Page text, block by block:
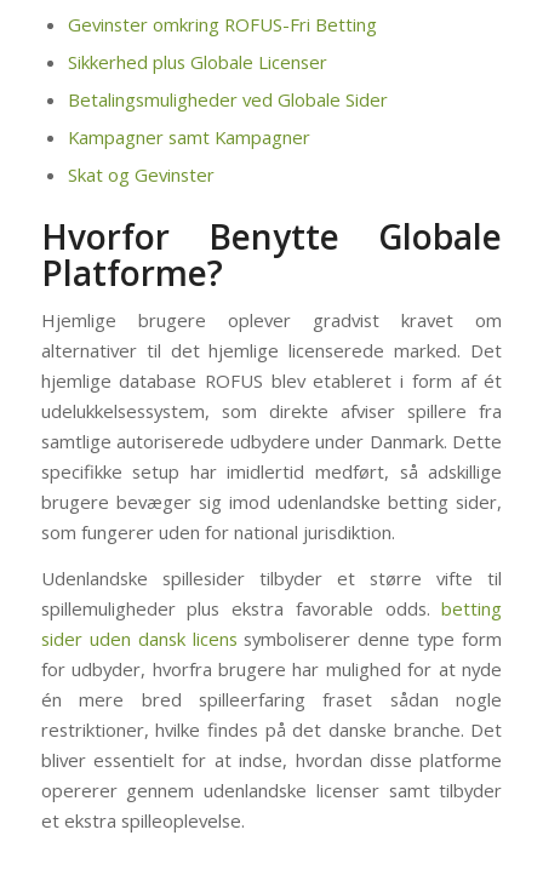
Gevinster omkring ROFUS-Fri Betting
Sikkerhed plus Globale Licenser
Betalingsmuligheder ved Globale Sider
Kampagner samt Kampagner
Skat og Gevinster
Hvorfor Benytte Globale
Platforme?
Hjemlige brugere oplever gradvist kravet om
alternativer til det hjemlige licenserede marked. Det
hjemlige database ROFUS blev etableret i form af ét
udelukkelsessystem, som direkte afviser spillere fra
samtlige autoriserede udbydere under Danmark. Dette
specifikke setup har imidlertid medført, så adskillige
brugere bevæger sig imod udenlandske betting sider,
som fungerer uden for national jurisdiktion.
Udenlandske spillesider tilbyder et større vifte til
spillemuligheder plus ekstra favorable odds.betting
sider uden dansk licens symboliserer denne type form
for udbyder, hvorfra brugere har mulighed for at nyde
én mere bred spilleerfaring fraset sådan nogle
restriktioner, hvilke findes på det danske branche. Det
bliver essentielt for at indse, hvordan disse platforme
opererer gennem udenlandske licenser samt tilbyder
et ekstra spilleoplevelse.